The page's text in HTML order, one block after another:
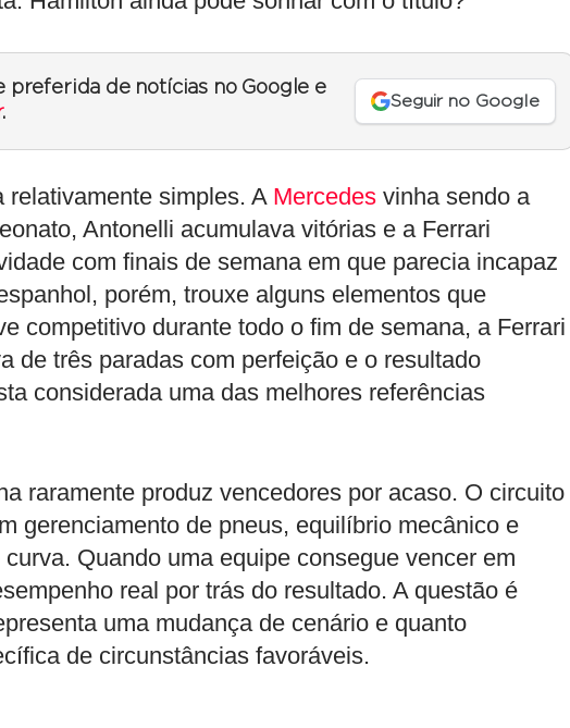
preferida de notícias no Google e
.
Seguir no Google
simples. A Mercedes vinha sendo a
Antonelli acumulava vitórias e a Ferrari
com finais de semana em que parecia incapaz
porém, trouxe alguns elementos que
competitivo durante todo o fim de semana, a Ferrari
de três paradas com perfeição e o resultado
considerada uma das melhores referências
raramente produz vencedores por acaso. O circuito
gerenciamento de pneus, equilíbrio mecânico e
Quando uma equipe consegue vencer em
real por trás do resultado. A questão é
uma mudança de cenário e quanto
de circunstâncias favoráveis.